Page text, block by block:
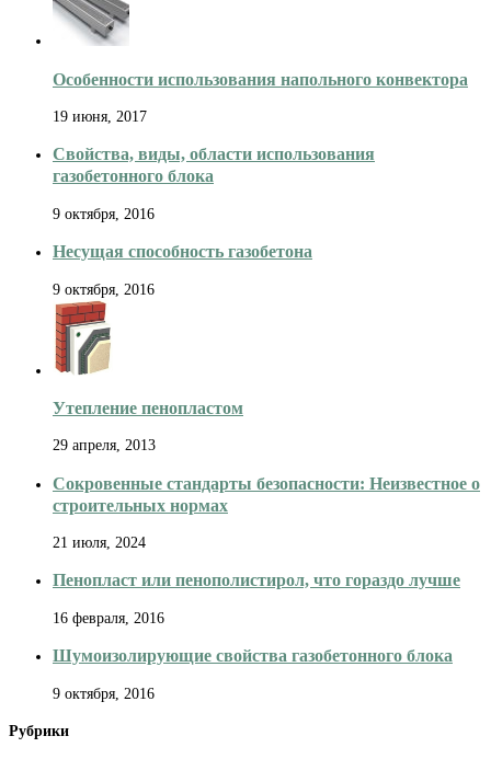
Особенности использования напольного конвектора
19 июня, 2017
Свойства, виды, области использования
газобетонного блока
9 октября, 2016
Несущая способность газобетона
9 октября, 2016
Утепление пенопластом
29 апреля, 2013
Сокровенные стандарты безопасности: Неизвестное о
строительных нормах
21 июля, 2024
Пенопласт или пенополистирол, что гораздо лучше
16 февраля, 2016
Шумоизолирующие свойства газобетонного блока
9 октября, 2016
Рубрики